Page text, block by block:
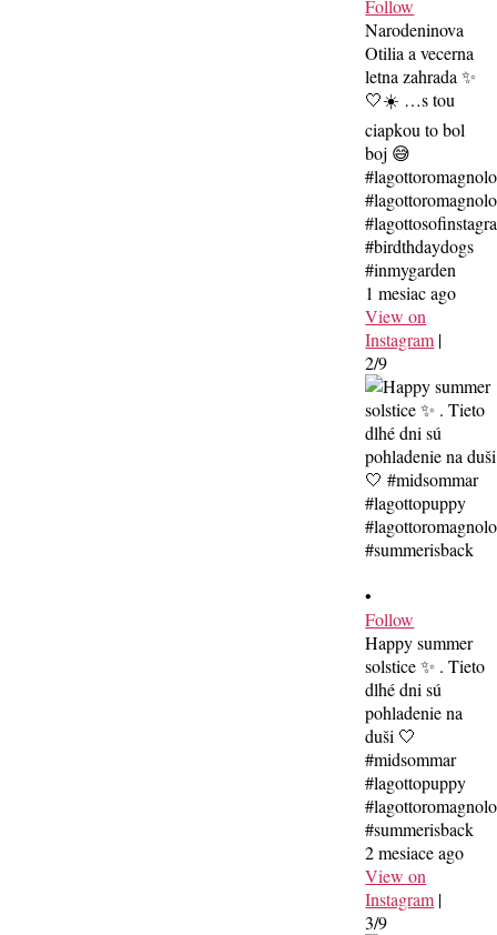
Follow
Narodeninova
Otilia a vecerna
letna zahrada ✨
🤍☀️ …s tou
ciapkou to bol
boj 😅
#birdthdaydogs
#inmygarden
1 mesiac ago
View on
Instagram |
2/9
•
Follow
Happy summer
solstice ✨ . Tieto
dlhé dni sú
pohladenie na
duši 🤍
#midsommar
#lagottopuppy
#lagottoromagnolo
#summerisback
2 mesiace ago
View on
Instagram |
3/9